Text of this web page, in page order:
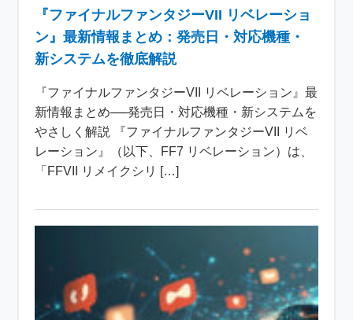
『ファイナルファンタジーVII リベレーショ
ン』最新情報まとめ：発売日・対応機種・
新システムを徹底解説
『ファイナルファンタジーVII リベレーション』最
新情報まとめ──発売日・対応機種・新システムを
やさしく解説 『ファイナルファンタジーVII リベ
レーション』（以下、FF7 リベレーション）は、
「FFVII リメイクシリ […]